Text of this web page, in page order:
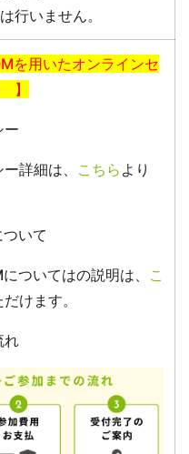
行いません。
を用いたオンラインセ
】
ー
詳細は、 こちら より
いて
ついてはの説明は、
こ
けます。
れ